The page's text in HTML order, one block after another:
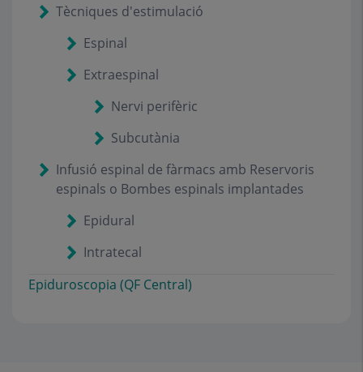
Tècniques d'estimulació
Espinal
Extraespinal
Nervi perifèric
Subcutània
Infusió espinal de fàrmacs amb Reservoris
espinals o Bombes espinals implantades
Epidural
Intratecal
Epiduroscopia (QF Central)